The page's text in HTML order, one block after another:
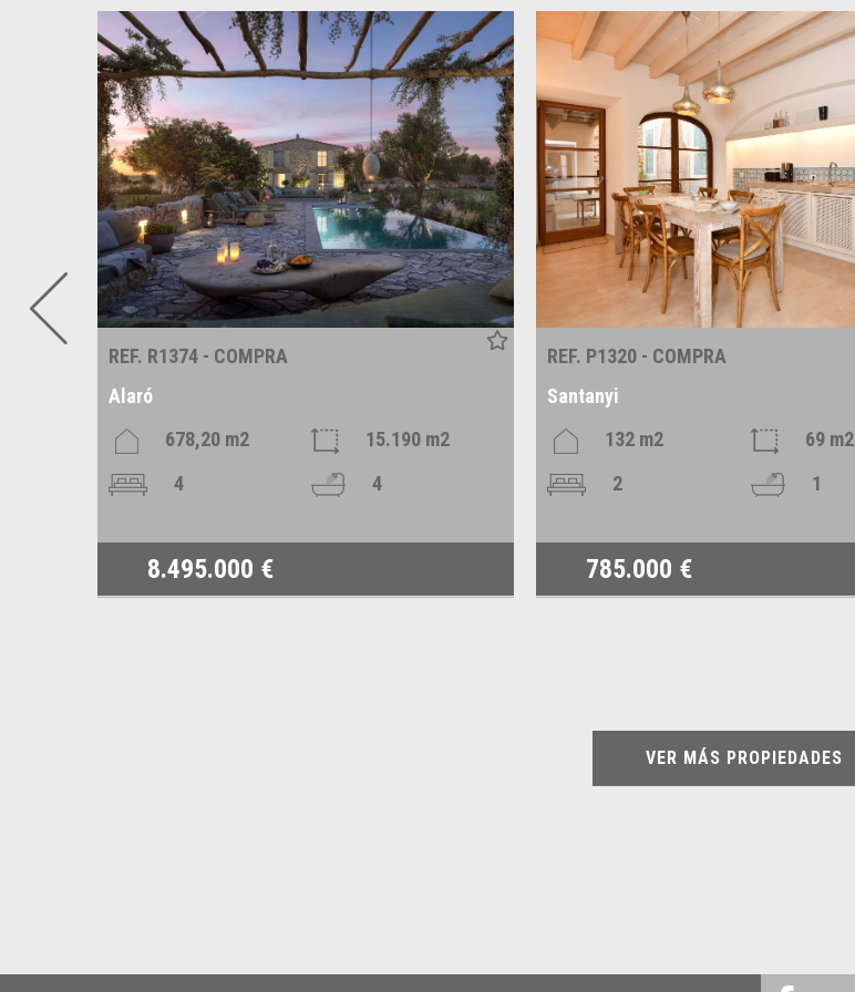
REF. R1374 - COMPRA
Alaró
678,20 m2
15.190 m2
4
4
8.495.000 €
REF. P1320 - COMPRA
Santanyi
132 m2
69 m2
2
1
785.000 €
VER MÁS PROPIEDADES